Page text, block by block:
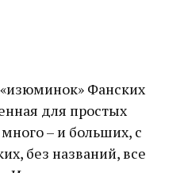
Фанских
для простых
– и больших, с
без названий, все